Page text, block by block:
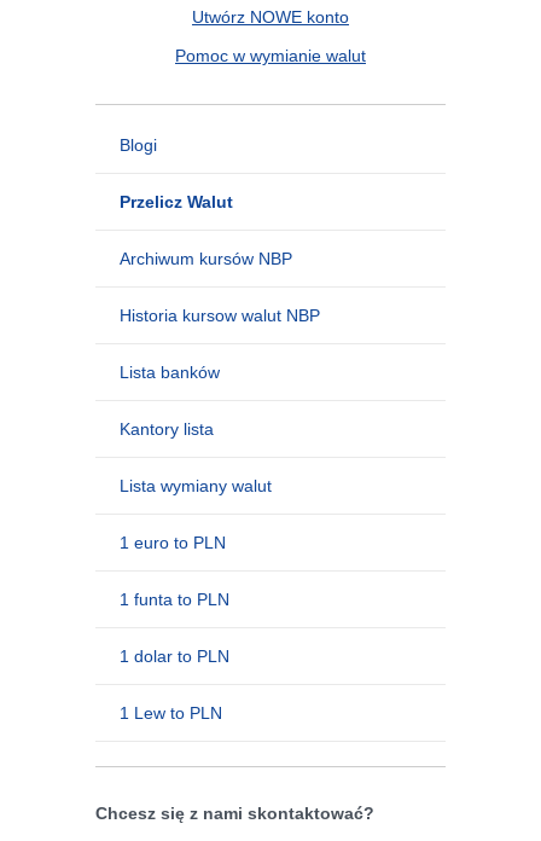
Utwórz NOWE konto
Pomoc w wymianie walut
Blogi
Przelicz Walut
Archiwum kursów NBP
Historia kursow walut NBP
Lista banków
Kantory lista
Lista wymiany walut
1 euro to PLN
1 funta to PLN
1 dolar to PLN
1 Lew to PLN
Chcesz się z nami skontaktować?